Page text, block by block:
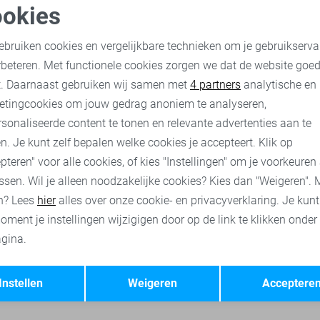
Jacqueline de Yong Broek
21,00 29,99
de Yong broeken Jacqueline de Yong truien Jacqueline de
cookies
cookies Marketing cookies
Terug Opslaan
cookies en vergelijkbare technieken om je
Met functionele cookies zorgen we dat de website goed
Daarnaast gebruiken wij samen met 4 partners analytische en
om jouw gedrag anoniem te analyseren,
content te tonen en relevante advertenties aan te
Je kunt zelf bepalen welke cookies je accepteert. Klik op
voor alle cookies, of kies "Instellingen" om je voorkeuren
Wil je alleen noodzakelijke cookies? Kies dan "Weigeren".
Lees hieralles over onze cookie- en privacyverklaring. Je
je instellingen wijzigigen door op de link te klikken onder
Weigeren